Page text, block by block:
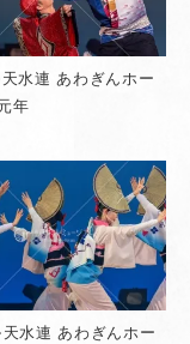
水連 あわぎんホー
年
水連 あわぎんホー